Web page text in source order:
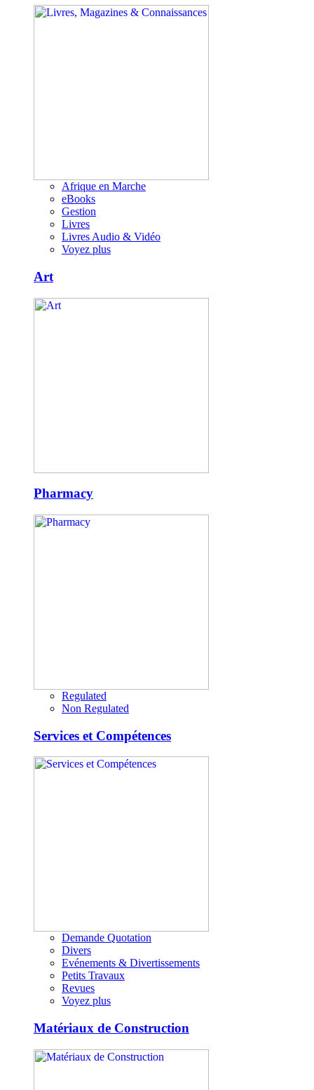
Afrique en Marche
eBooks
Gestion
Livres
Livres Audio & Vidéo
Voyez plus
Art
Pharmacy
Regulated
Non Regulated
Services et Compétences
Demande Quotation
Divers
Evénements & Divertissements
Petits Travaux
Revues
Voyez plus
Matériaux de Construction